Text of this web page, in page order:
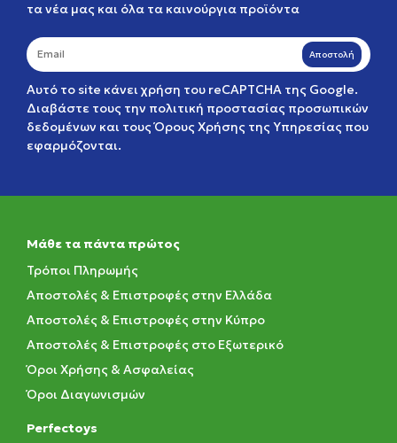
τα νέα μας και όλα τα καινούργια προϊόντα
Αποστολή
Αυτό το site κάνει χρήση του reCAPTCHA της Google.
Διαβάστε τους την πολιτική προστασίας προσωπικών
δεδομένων και τουςΌρους Χρήσης της Υπηρεσίας που
εφαρμόζονται.
Μάθε τα πάντα πρώτος
Τρόποι Πληρωμής
Αποστολές & Επιστροφές στην Ελλάδα
Αποστολές & Επιστροφές στην Κύπρο
Αποστολές & Επιστροφές στο Εξωτερικό
Όροι Χρήσης & Ασφαλείας
Όροι Διαγωνισμών
Perfectoys